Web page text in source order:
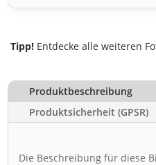
Tipp! Entdecke alle weiteren
Produktbeschreibung
Produktsicherheit (GPSR)
Die Beschreibung für diese